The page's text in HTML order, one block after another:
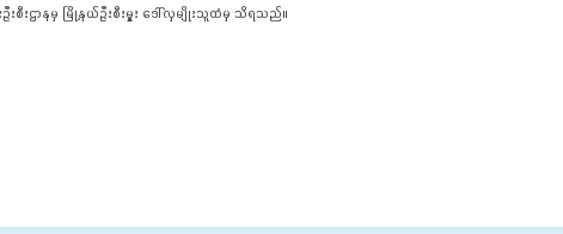
းဌာနမှ မြို့နယ်ဦးစီးမှူး ဒေါ်လှမျိုးသူထံမှ သိရသည်။